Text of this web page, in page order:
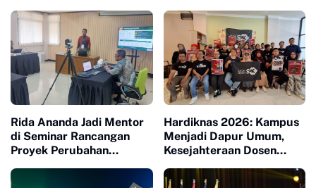
Rida Ananda Jadi Mentor
di Seminar Rancangan
Proyek Perubahan
Nasional
Hardiknas 2026: Kampus
Menjadi Dapur Umum,
Kesejahteraan Dosen